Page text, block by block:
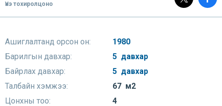
Үнэ тохиролцоно
Ашиглалтанд орсон он:
1980
Барилгын давхар:
5 давхар
Байрлах давхар:
5 давхар
Талбайн хэмжээ:
67 м2
Цонхны тоо:
4